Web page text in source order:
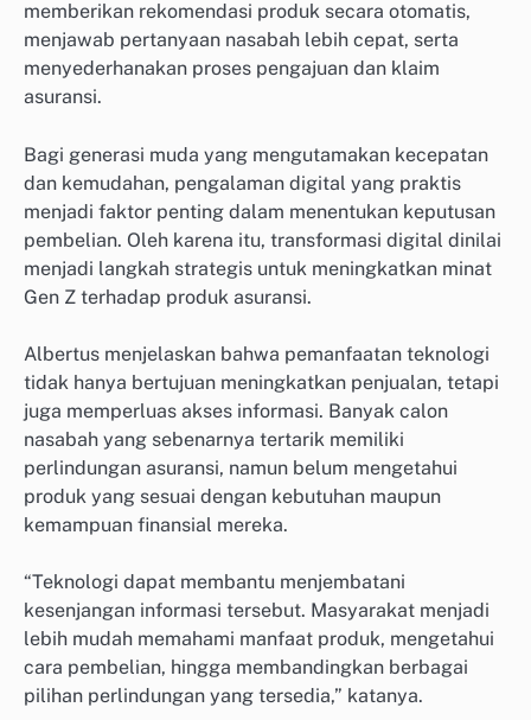
memberikan rekomendasi produk secara otomatis,
menjawab pertanyaan nasabah lebih cepat, serta
menyederhanakan proses pengajuan dan klaim
asuransi.
Bagi generasi muda yang mengutamakan kecepatan
dan kemudahan, pengalaman digital yang praktis
menjadi faktor penting dalam menentukan keputusan
pembelian. Oleh karena itu, transformasi digital dinilai
menjadi langkah strategis untuk meningkatkan minat
Gen Z terhadap produk asuransi.
Albertus menjelaskan bahwa pemanfaatan teknologi
tidak hanya bertujuan meningkatkan penjualan, tetapi
juga memperluas akses informasi. Banyak calon
nasabah yang sebenarnya tertarik memiliki
perlindungan asuransi, namun belum mengetahui
produk yang sesuai dengan kebutuhan maupun
kemampuan finansial mereka.
“Teknologi dapat membantu menjembatani
kesenjangan informasi tersebut. Masyarakat menjadi
lebih mudah memahami manfaat produk, mengetahui
cara pembelian, hingga membandingkan berbagai
pilihan perlindungan yang tersedia,” katanya.